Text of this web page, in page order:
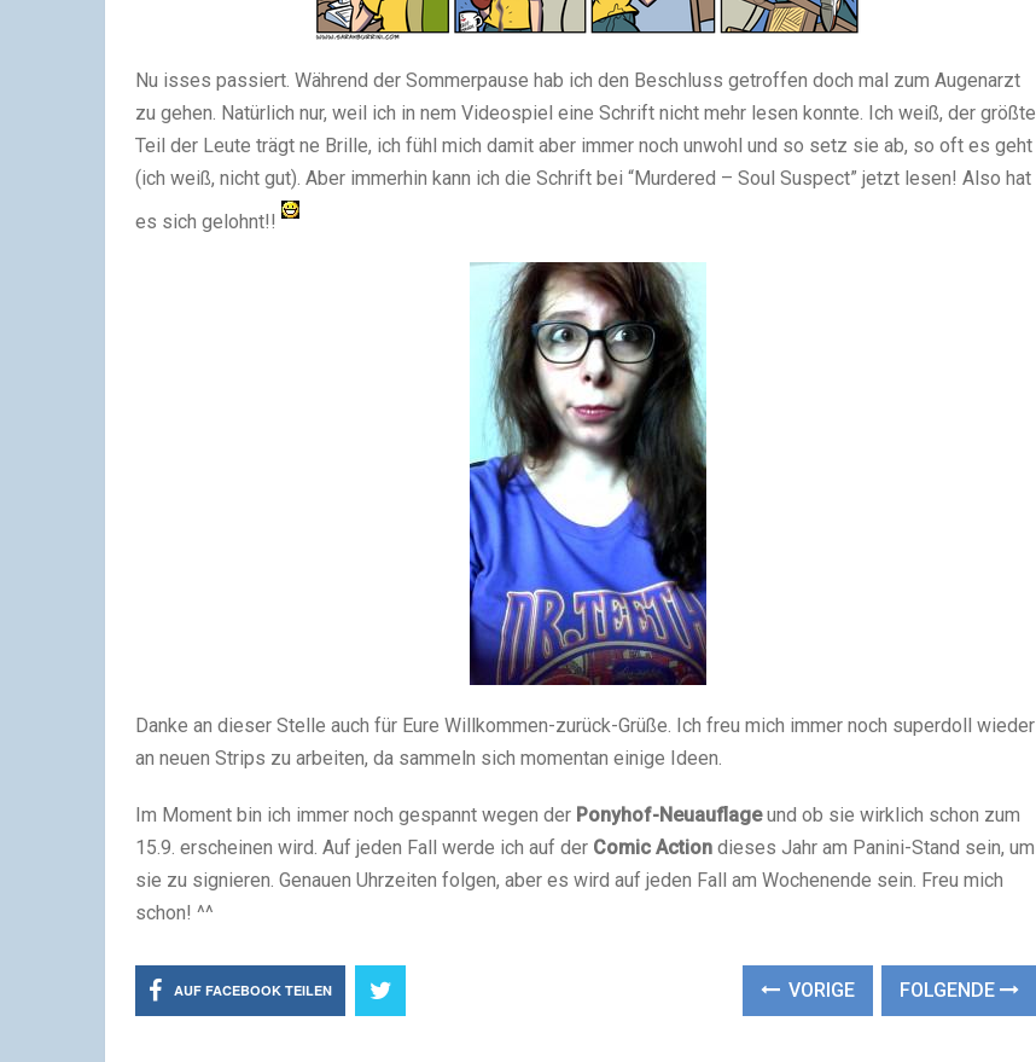
Nu isses passiert. Während der Sommerpause hab ich den Beschluss getroffen doch mal zum Augenarzt
zu gehen. Natürlich nur, weil ich in nem Videospiel eine Schrift nicht mehr lesen konnte. Ich weiß, der größte
Teil der Leute trägt ne Brille, ich fühl mich damit aber immer noch unwohl und so setz sie ab, so oft es geht
(ich weiß, nicht gut). Aber immerhin kann ich die Schrift bei “Murdered – Soul Suspect” jetzt lesen! Also hat
es sich gelohnt!!
Danke an dieser Stelle auch für Eure Willkommen-zurück-Grüße. Ich freu mich immer noch superdoll wieder
an neuen Strips zu arbeiten, da sammeln sich momentan einige Ideen.
Im Moment bin ich immer noch gespannt wegen der Ponyhof-Neuauflageund ob sie wirklich schon zum
15.9. erscheinen wird. Auf jeden Fall werde ich auf der Comic Action dieses Jahr am Panini-Stand sein, um
sie zu signieren. Genauen Uhrzeiten folgen, aber es wird auf jeden Fall am Wochenende sein. Freu mich
schon! ^^
AUF FACEBOOK TEILEN VORIGE FOLGENDE